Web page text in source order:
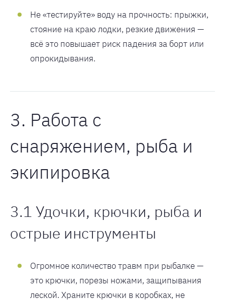
Не «тестируйте» воду на прочность: прыжки,
стояние на краю лодки, резкие движения —
всё это повышает риск падения за борт или
опрокидывания.
3. Работа с
снаряжением, рыба и
экипировка
3.1 Удочки, крючки, рыба и
острые инструменты
Огромное количество травм при рыбалке —
это крючки, порезы ножами, защипывания
леской. Храните крючки в коробках, не